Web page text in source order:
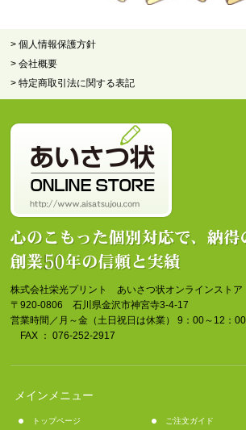
> 個人情報保護方針
> 会社概要
> 特定商取引法に関する表記
株式会社栄光プリント あいさつ状オンラインストア
〒920-0806 石川県金沢市神宮寺3-4-17
営業時間／月～金（土日祝日は休業） 9：00～12：
FAX ： 076-252-2917
メインメニュー
トップページ
ご注文ガイド